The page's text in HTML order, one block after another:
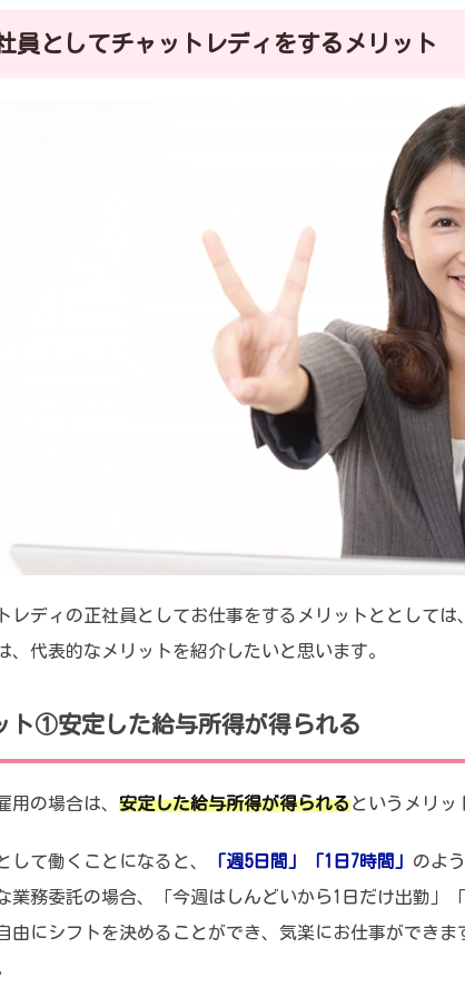
員としてチャットレディをするメリット
レディの正社員としてお仕事をするメリットととしては
、代表的なメリットを紹介したいと思います。
ト①安定した給与所得が得られる
用の場合は、 安定した給与所得が得られるというメリッ
して働くことになると、 「週5日間」「1日7時間」 のよ
業務委託の場合、「今週はしんどいから1日だけ出勤」
由にシフトを決めることができ、気楽にお仕事ができま